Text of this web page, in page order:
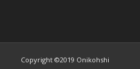
Copyright ©2019 Onikohshi